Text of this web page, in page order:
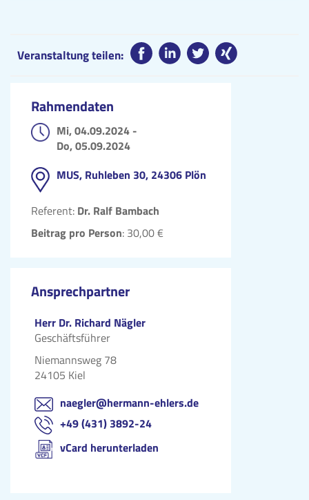
Veranstaltung teilen:
Rahmendaten
Mi, 04.09.2024 -
Do, 05.09.2024
MUS, Ruhleben 30, 24306 Plön
Referent: Dr. Ralf Bambach
Beitrag pro Person: 30,00 €
Ansprechpartner
Herr Dr. Richard Nägler
Geschäftsführer
Niemannsweg 78
24105 Kiel
naegler@hermann-ehlers.de
+49 (431) 3892-24
vCard herunterladen